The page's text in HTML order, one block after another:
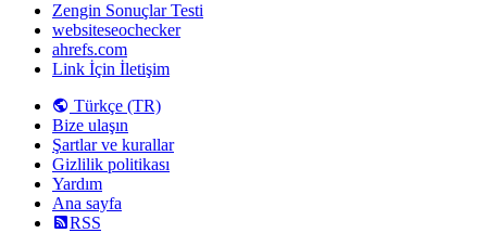
Zengin Sonuçlar Testi
websiteseochecker
ahrefs.com
Link İçin İletişim
Türkçe (TR)
Bize ulaşın
Şartlar ve kurallar
Gizlilik politikası
Yardım
Ana sayfa
RSS